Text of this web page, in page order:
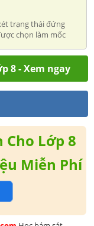
trạng thái đứng
chọn làm mốc
8 - Xem ngay
Cho Lớp 8
Miễn Phí